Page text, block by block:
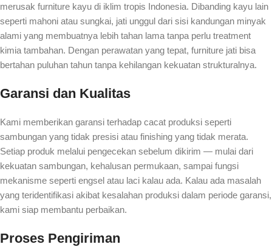
merusak furniture kayu di iklim tropis Indonesia. Dibanding kayu lain
seperti mahoni atau sungkai, jati unggul dari sisi kandungan minyak
alami yang membuatnya lebih tahan lama tanpa perlu treatment
kimia tambahan. Dengan perawatan yang tepat, furniture jati bisa
bertahan puluhan tahun tanpa kehilangan kekuatan strukturalnya.
Garansi dan Kualitas
Kami memberikan garansi terhadap cacat produksi seperti
sambungan yang tidak presisi atau finishing yang tidak merata.
Setiap produk melalui pengecekan sebelum dikirim — mulai dari
kekuatan sambungan, kehalusan permukaan, sampai fungsi
mekanisme seperti engsel atau laci kalau ada. Kalau ada masalah
yang teridentifikasi akibat kesalahan produksi dalam periode garansi,
kami siap membantu perbaikan.
Proses Pengiriman